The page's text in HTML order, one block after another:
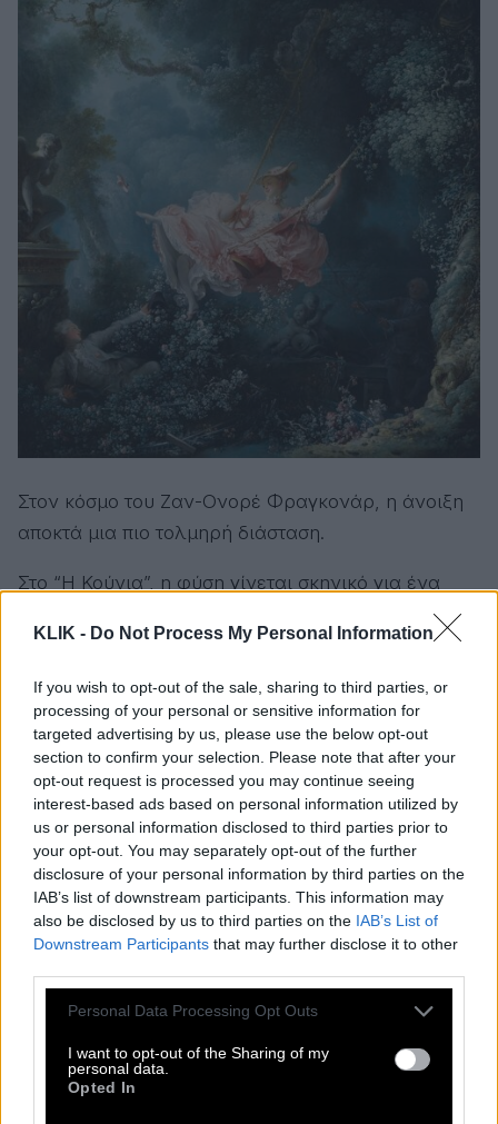
KLIK - Do Not Process My Personal Information
If you wish to opt-out of the sale, sharing to third parties, or
processing of your personal or sensitive information for
targeted advertising by us, please use the below opt-out
section to confirm your selection. Please note that after your
opt-out request is processed you may continue seeing
interest-based ads based on personal information utilized by
us or personal information disclosed to third parties prior to
your opt-out. You may separately opt-out of the further
disclosure of your personal information by third parties on the
IAB’s list of downstream participants. This information may
also be disclosed by us to third parties on the IAB’s List of
Downstream Participants that may further disclose it to other
Please note that this website/app uses one or more Google
not limited to your visit or usage behaviour. You may click to
grant or deny consent to Google and its third-party tags to
use your data for below specified purposes in below Google
Personal Data Processing Opt Outs
I want to opt-out of the Sharing of my
personal data.
Opted In
Στον κόσμο του Ζαν-Ονορέ Φραγκονάρ, η άνοιξη
αποκτά μια πιο τολμηρή διάσταση.
Στο “Η Κούνια”, η φύση γίνεται σκηνικό για ένα
παιχνίδι ερωτισμού και επιθυμίας. Η γυναίκα στην
κούνια αιωρείται ανάμεσα στο φως και τη σκιά,
ανάμεσα στην αθωότητα και την πρόκληση. Το
φόρεμά της, που ανασηκώνεται ελαφρά, και η
παρουσία του κρυμμένου θαυμαστή δημιουργούν
μια ατμόσφαιρα γεμάτη ένταση.
Η άνοιξη εδώ δεν είναι αγνή ή ιδεαλιστική. Είναι
σωματική. Είναι η εποχή όπου η επιθυμία ξυπνά,
όπου το σώμα γίνεται μέρος της φύσης.
Αυτή η προσέγγιση, αν και πιο παιχνιδιάρικη, είναι
την αναγέννηση της φύσης. Αφορά και την
αφύπνιση των αισθήσεων.
5. Ανθισμένες Αμυγδαλιές – Η άνοιξη